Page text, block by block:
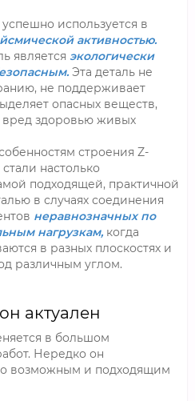
используется в
активностью.
является экологически
Эта деталь не
не поддерживает
опасных веществ,
вред здоровью живых
строения Z-
настолько
подходящей, практичной
в случаях соединения
неравнозначных по
нагрузкам, когда
в разных плоскостях и
различным углом.
актуален
в большом
Нередко он
возможным и подходящим